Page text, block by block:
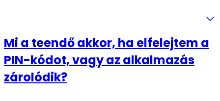
Mi a teendő akkor, ha elfelejtem a
PIN-kódot, vagy az alkalmazás
zárolódik?